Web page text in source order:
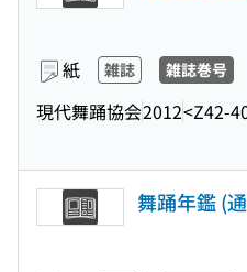
紙 雑誌 雑誌巻号
現代舞踊協会2012<Z42-
舞踊年鑑 (